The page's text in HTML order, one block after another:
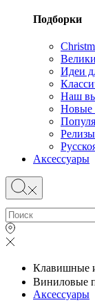
Подборки
Идеи
Наш
Новые
Аксессуары
Клавишные
Виниловые
Аксессуары